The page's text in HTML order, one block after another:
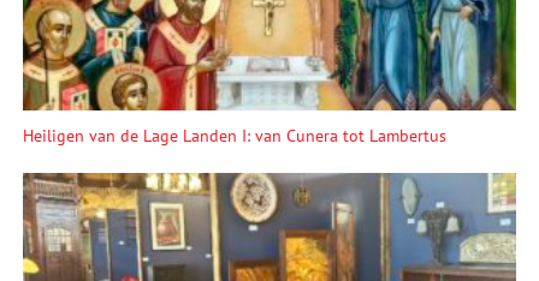
Heiligen van de Lage Landen I: van Cunera tot Lambertus